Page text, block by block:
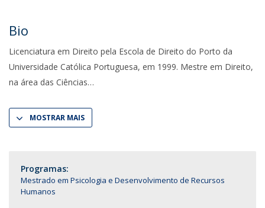
Bio
Licenciatura em Direito pela Escola de Direito do Porto da
Universidade Católica Portuguesa, em 1999. Mestre em Direito,
na área das Ciências
MOSTRAR MAIS
Programas:
Mestrado em Psicologia e Desenvolvimento de Recursos
Humanos